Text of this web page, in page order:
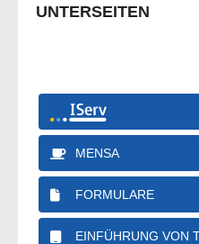
UNTERSEITEN
MENSA
FORMULARE
EINFÜHRUNG VON